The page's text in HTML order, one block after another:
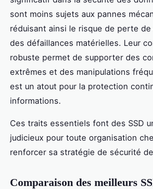
sont moins sujets aux pannes
réduisant ainsi le risque de perte
des défaillances matérielles. Leur
robuste permet de supporter des
extrêmes et des manipulations
est un atout pour la protection
informations.
Ces traits essentiels font des SSD
judicieux pour toute organisation
renforcer sa stratégie de sécurité
Comparaison des meilleurs